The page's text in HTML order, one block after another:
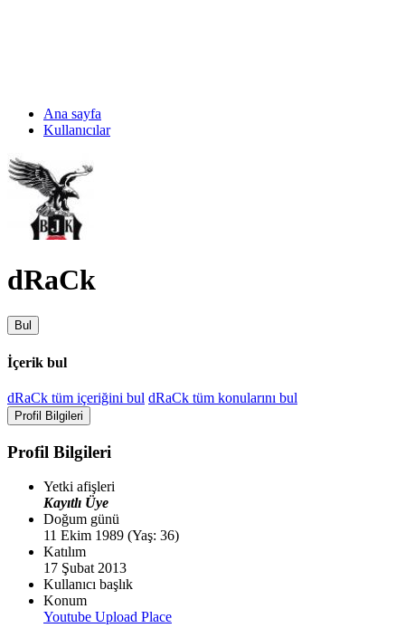
Ana sayfa
Kullanıcılar
dRaCk
Bul
İçerik bul
dRaCk tüm içeriğini bul dRaCk tüm konularını bul
Profil Bilgileri
Profil Bilgileri
Yetki afişleri
Kayıtlı Üye
Doğum günü
11 Ekim 1989 (Yaş: 36)
Katılım
17 Şubat 2013
Kullanıcı başlık
Konum
Youtube Upload Place